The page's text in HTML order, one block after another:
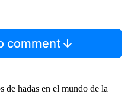
comment
de hadas en el mundo de la